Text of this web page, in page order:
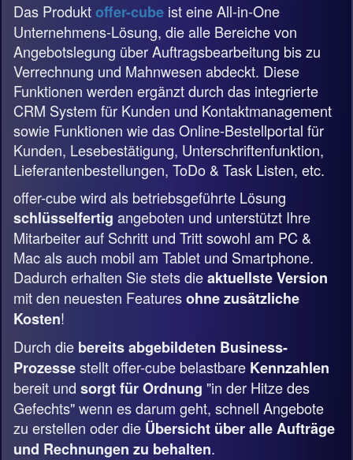
Das Produktoffer-cube ist eine All-in-One
Unternehmens-Lösung, die alle Bereiche von
Angebotslegung über Auftragsbearbeitung bis zu
Verrechnung und Mahnwesen abdeckt. Diese
Funktionen werden ergänzt durch das integrierte
CRM System für Kunden und Kontaktmanagement
sowie Funktionen wie das Online-Bestellportal für
Kunden, Lesebestätigung, Unterschriftenfunktion,
Lieferantenbestellungen, ToDo & Task Listen, etc.
offer-cube wird als betriebsgeführte Lösung
schlüsselfertig angeboten und unterstützt Ihre
Mitarbeiter auf Schritt und Tritt sowohl am PC &
Mac als auch mobil am Tablet und Smartphone.
Dadurch erhalten Sie stets dieaktuellste Version
mit den neuesten Featuresohne zusätzliche
Kosten!
Durch die bereits abgebildeten Business-
Prozessestellt offer-cube belastbare Kennzahlen
bereit und sorgt für Ordnung "in der Hitze des
Gefechts" wenn es darum geht, schnell Angebote
zu erstellen oder die Übersicht über alle Aufträge
und Rechnungen zu behalten.